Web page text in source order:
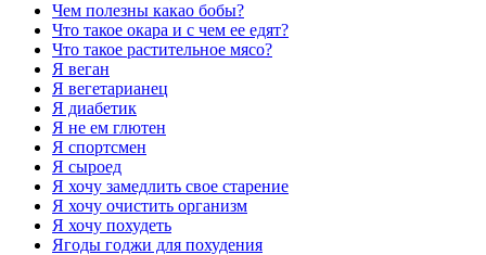
Чем полезны какао бобы?
Что такое окара и с чем ее едят?
Что такое растительное мясо?
Я веган
Я вегетарианец
Я диабетик
Я не ем глютен
Я спортсмен
Я сыроед
Я хочу замедлить свое старение
Я хочу очистить организм
Я хочу похудеть
Ягоды годжи для похудения